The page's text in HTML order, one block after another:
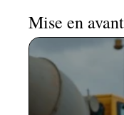
Mise en avant